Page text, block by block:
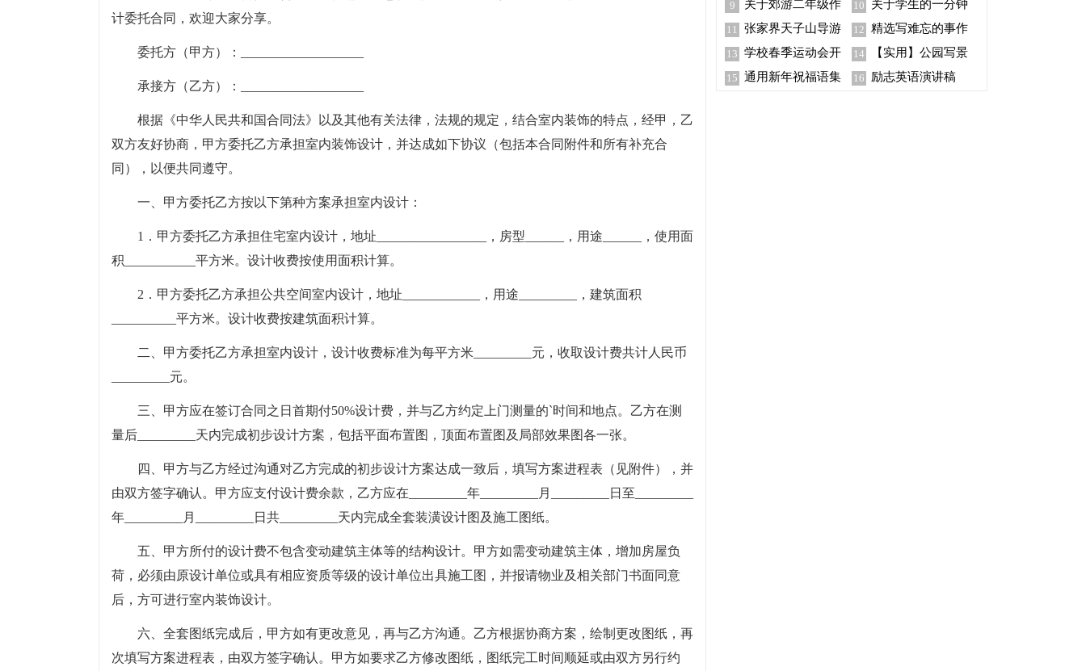
计委托合同，欢迎大家分享。
委托方（甲方）：___________________
承接方（乙方）：___________________
根据《中华人民共和国合同法》以及其他有关法律，法规的规定，结合室内装饰的特点，经甲，乙
双方友好协商，甲方委托乙方承担室内装饰设计，并达成如下协议（包括本合同附件和所有补充合
同），以便共同遵守。
一、甲方委托乙方按以下第种方案承担室内设计：
1．甲方委托乙方承担住宅室内设计，地址_________________，房型______，用途______，使用面
积___________平方米。设计收费按使用面积计算。
2．甲方委托乙方承担公共空间室内设计，地址____________，用途_________，建筑面积
__________平方米。设计收费按建筑面积计算。
二、甲方委托乙方承担室内设计，设计收费标准为每平方米_________元，收取设计费共计人民币
_________元。
三、甲方应在签订合同之日首期付50%设计费，并与乙方约定上门测量的`时间和地点。乙方在测
量后_________天内完成初步设计方案，包括平面布置图，顶面布置图及局部效果图各一张。
四、甲方与乙方经过沟通对乙方完成的初步设计方案达成一致后，填写方案进程表（见附件），并
由双方签字确认。甲方应支付设计费余款，乙方应在_________年_________月_________日至_________
年_________月_________日共_________天内完成全套装潢设计图及施工图纸。
五、甲方所付的设计费不包含变动建筑主体等的结构设计。甲方如需变动建筑主体，增加房屋负
荷，必须由原设计单位或具有相应资质等级的设计单位出具施工图，并报请物业及相关部门书面同意
后，方可进行室内装饰设计。
六、全套图纸完成后，甲方如有更改意见，再与乙方沟通。乙方根据协商方案，绘制更改图纸，再
次填写方案进程表，由双方签字确认。甲方如要求乙方修改图纸，图纸完工时间顺延或由双方另行约
9
关于郊游二年级作
文300字合集八篇
10
关于学生的一分钟
自我介绍模板锦集9篇
11
张家界天子山导游
词
12 精选写难忘的事作
文400字集锦9篇
13 学校春季运动会开
幕词14篇
14
【实用】公园写景
作文300字8篇
15 通用新年祝福语集
16 励志英语演讲稿